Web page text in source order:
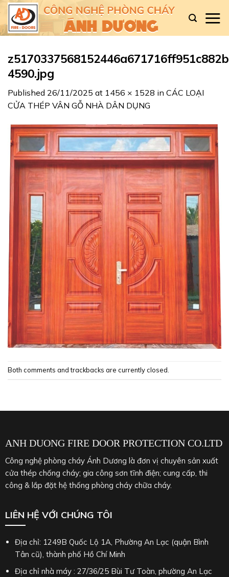
Skip
content
4590.jpg
Published 26/11/2025 at 1456 × 1528 in CÁC LOẠI
CỬA THÉP VÂN GỖ NHÀ DÂN DỤNG
Both comments and trackbacks are currently closed.
ANH DUONG FIRE DOOR PROTECTION CO.LTD
Công nghệ phòng cháy Ánh Dương là đơn vị chuyên sản xuất
cửa thép chống cháy; gia công sơn tĩnh điện; cung cấp, thi
công & lắp đặt hệ thống phòng cháy chữa cháy.
LIÊN HỆ VỚI CHÚNG TÔI
Địa chỉ: 1249B Quốc Lộ 1A, Phường An Lạc (quận Bình
Tân cũ), thành phố Hồ Chí Minh
Địa chỉ nhà máy : 27/36/25 Bùi Tư Toàn, phường An Lạc